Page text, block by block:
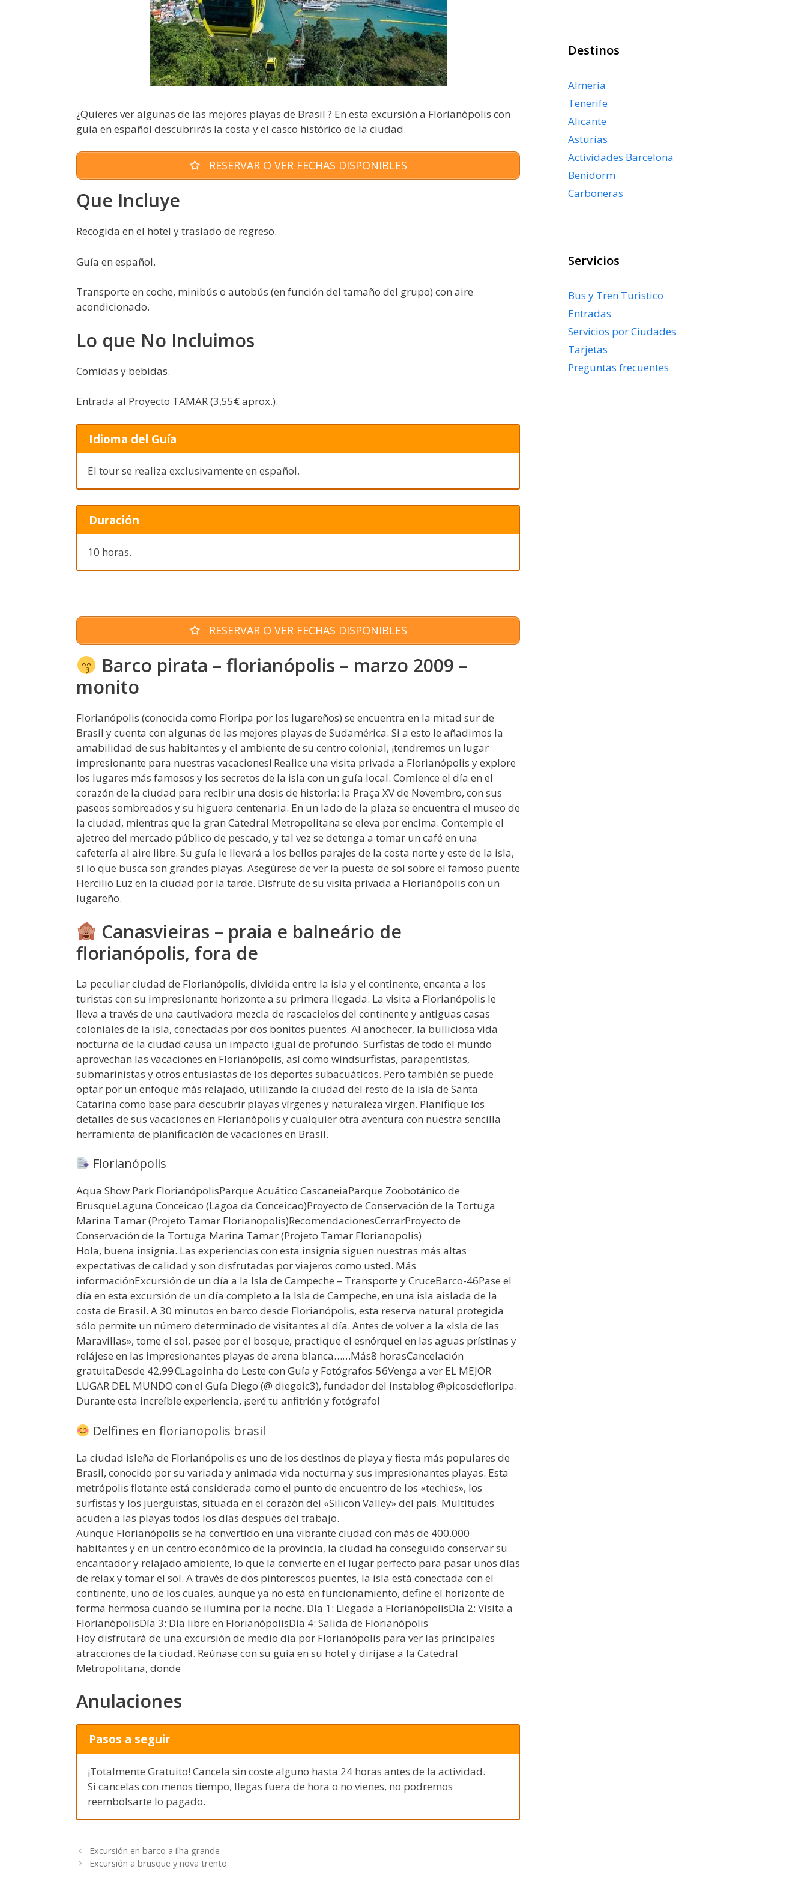
¿Quieres ver algunas de las mejores playas de Brasil ? En esta excursión a Florianópolis con
guía en español descubrirás la costa y el casco histórico de la ciudad.
RESERVAR O VER FECHAS DISPONIBLES
Que Incluye
Recogida en el hotel y traslado de regreso.
Guía en español.
Transporte en coche, minibús o autobús (en función del tamaño del grupo) con aire
acondicionado.
Lo que No Incluimos
Comidas y bebidas.
Entrada al Proyecto TAMAR (3,55€ aprox.).
Idioma del Guía
El tour se realiza exclusivamente en español.
Duración
10 horas.
RESERVAR O VER FECHAS DISPONIBLES
Barco pirata – florianópolis – marzo 2009 –
monito
Florianópolis (conocida como Floripa por los lugareños) se encuentra en la mitad sur de
Brasil y cuenta con algunas de las mejores playas de Sudamérica. Si a esto le añadimos la
amabilidad de sus habitantes y el ambiente de su centro colonial, ¡tendremos un lugar
impresionante para nuestras vacaciones! Realice una visita privada a Florianópolis y explore
los lugares más famosos y los secretos de la isla con un guía local. Comience el día en el
corazón de la ciudad para recibir una dosis de historia: la Praça XV de Novembro, con sus
paseos sombreados y su higuera centenaria. En un lado de la plaza se encuentra el museo de
la ciudad, mientras que la gran Catedral Metropolitana se eleva por encima. Contemple el
ajetreo del mercado público de pescado, y tal vez se detenga a tomar un café en una
cafetería al aire libre. Su guía le llevará a los bellos parajes de la costa norte y este de la isla,
si lo que busca son grandes playas. Asegúrese de ver la puesta de sol sobre el famoso puente
Hercilio Luz en la ciudad por la tarde. Disfrute de su visita privada a Florianópolis con un
lugareño.
Canasvieiras – praia e balneário de
florianópolis, fora de
La peculiar ciudad de Florianópolis, dividida entre la isla y el continente, encanta a los
turistas con su impresionante horizonte a su primera llegada. La visita a Florianópolis le
lleva a través de una cautivadora mezcla de rascacielos del continente y antiguas casas
coloniales de la isla, conectadas por dos bonitos puentes. Al anochecer, la bulliciosa vida
nocturna de la ciudad causa un impacto igual de profundo. Surfistas de todo el mundo
aprovechan las vacaciones en Florianópolis, así como windsurfistas, parapentistas,
submarinistas y otros entusiastas de los deportes subacuáticos. Pero también se puede
optar por un enfoque más relajado, utilizando la ciudad del resto de la isla de Santa
Catarina como base para descubrir playas vírgenes y naturaleza virgen. Planifique los
detalles de sus vacaciones en Florianópolis y cualquier otra aventura con nuestra sencilla
herramienta de planificación de vacaciones en Brasil.
Florianópolis
Aqua Show Park FlorianópolisParque Acuático CascaneiaParque Zoobotánico de
BrusqueLaguna Conceicao (Lagoa da Conceicao)Proyecto de Conservación de la Tortuga
Marina Tamar (Projeto Tamar Florianopolis)RecomendacionesCerrarProyecto de
Conservación de la Tortuga Marina Tamar (Projeto Tamar Florianopolis)
Hola, buena insignia. Las experiencias con esta insignia siguen nuestras más altas
expectativas de calidad y son disfrutadas por viajeros como usted. Más
informaciónExcursión de un día a la Isla de Campeche – Transporte y CruceBarco-46Pase el
día en esta excursión de un día completo a la Isla de Campeche, en una isla aislada de la
costa de Brasil. A 30 minutos en barco desde Florianópolis, esta reserva natural protegida
sólo permite un número determinado de visitantes al día. Antes de volver a la «Isla de las
Maravillas», tome el sol, pasee por el bosque, practique el esnórquel en las aguas prístinas y
relájese en las impresionantes playas de arena blanca……Más8 horasCancelación
gratuitaDesde 42,99€Lagoinha do Leste con Guía y Fotógrafos-56Venga a ver EL MEJOR
LUGAR DEL MUNDO con el Guía Diego (@ diegoic3), fundador del instablog @picosdefloripa.
Durante esta increíble experiencia, ¡seré tu anfitrión y fotógrafo!
Delfines en florianopolis brasil
La ciudad isleña de Florianópolis es uno de los destinos de playa y fiesta más populares de
Brasil, conocido por su variada y animada vida nocturna y sus impresionantes playas. Esta
metrópolis flotante está considerada como el punto de encuentro de los «techies», los
surfistas y los juerguistas, situada en el corazón del «Silicon Valley» del país. Multitudes
acuden a las playas todos los días después del trabajo.
Aunque Florianópolis se ha convertido en una vibrante ciudad con más de 400.000
habitantes y en un centro económico de la provincia, la ciudad ha conseguido conservar su
encantador y relajado ambiente, lo que la convierte en el lugar perfecto para pasar unos días
de relax y tomar el sol. A través de dos pintorescos puentes, la isla está conectada con el
continente, uno de los cuales, aunque ya no está en funcionamiento, define el horizonte de
forma hermosa cuando se ilumina por la noche. Día 1: Llegada a FlorianópolisDía 2: Visita a
FlorianópolisDía 3: Día libre en FlorianópolisDía 4: Salida de Florianópolis
Hoy disfrutará de una excursión de medio día por Florianópolis para ver las principales
atracciones de la ciudad. Reúnase con su guía en su hotel y diríjase a la Catedral
Metropolitana, donde
Anulaciones
Pasos a seguir
¡Totalmente Gratuito! Cancela sin coste alguno hasta 24 horas antes de la actividad.
Si cancelas con menos tiempo, llegas fuera de hora o no vienes, no podremos
reembolsarte lo pagado.
Excursión en barco a ilha grande
Excursión a brusque y nova trento
Destinos
Almería
Tenerife
Alicante
Asturias
Actividades Barcelona
Benidorm
Carboneras
Servicios
Bus y Tren Turistico
Entradas
Servicios por Ciudades
Tarjetas
Preguntas frecuentes